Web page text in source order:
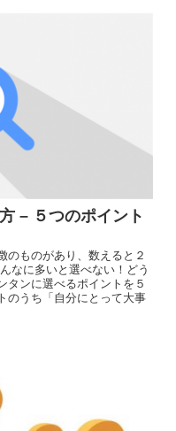
– ５つのポイント
のものがあり、数えると２
なに多いと選べない！どう
ンに選べるポイントを５
のうち「自分にとって大事